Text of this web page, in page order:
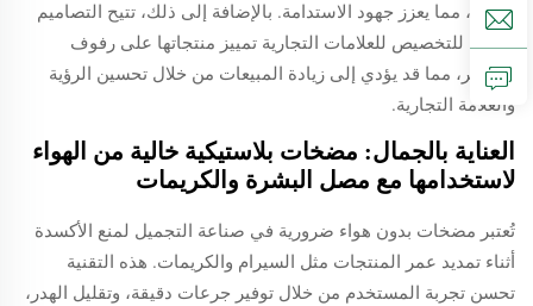
البيئي، مما يعزز جهود الاستدامة. بالإضافة إلى ذلك، تتيح التصاميم
القابلة للتخصيص للعلامات التجارية تمييز منتجاتها على رفوف
المتاجر، مما قد يؤدي إلى زيادة المبيعات من خلال تحسين الرؤية
والعلامة التجارية.
العناية بالجمال: مضخات بلاستيكية خالية من الهواء
لاستخدامها مع مصل البشرة والكريمات
تُعتبر مضخات بدون هواء ضرورية في صناعة التجميل لمنع الأكسدة
أثناء تمديد عمر المنتجات مثل السيرام والكريمات. هذه التقنية
تحسن تجربة المستخدم من خلال توفير جرعات دقيقة، وتقليل الهدر،